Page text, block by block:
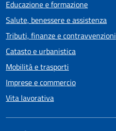
Educazione e formazione
Salute, benessere e assistenza
Tributi, finanze e contravvenzioni
Catasto e urbanistica
Mobilità e trasporti
Imprese e commercio
Vita lavorativa